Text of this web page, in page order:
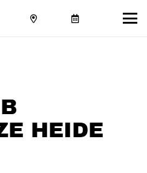
HEIDE